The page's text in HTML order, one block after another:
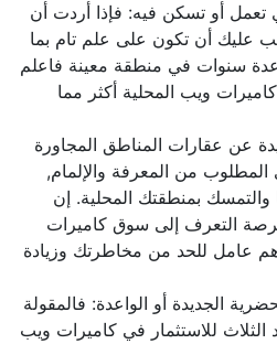
أو تسكن فيه: فإذا أردت أن
عليك أن تكون على علم تام بما
سنوات في منطقة معينة فاعلم
ويب المحلية أكثر مما
عن عقارات المناطق المجاورة
من المعرفة والإلمام,
بمنطقتك المحلية. إن
التعرف إلى سوق كاميرات
عامل للحد من مخاطرتك وزيادة
الجديدة أو الواعدة: فالمقولة
الثلاث للاستثمار في كاميرات ويب